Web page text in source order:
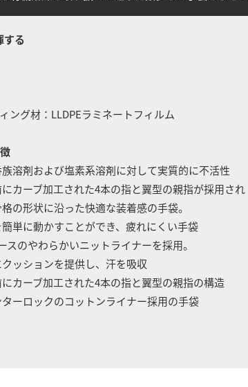
する
ング材：LLDPEラミネートフィルム
族溶剤および塩素系溶剤に対して実質的に不活性
にカーブ加工された4本の指と翼型の親指が採用され
の形状に沿った快適な装着感の手袋。
単に動かすことができ、疲れにくい手袋
スのやわらかいニットライナーを採用。
ッションを提供し、汗を吸収
にカーブ加工された4本の指と翼型の親指の構造
ターロックのコットンライナー採用の手袋